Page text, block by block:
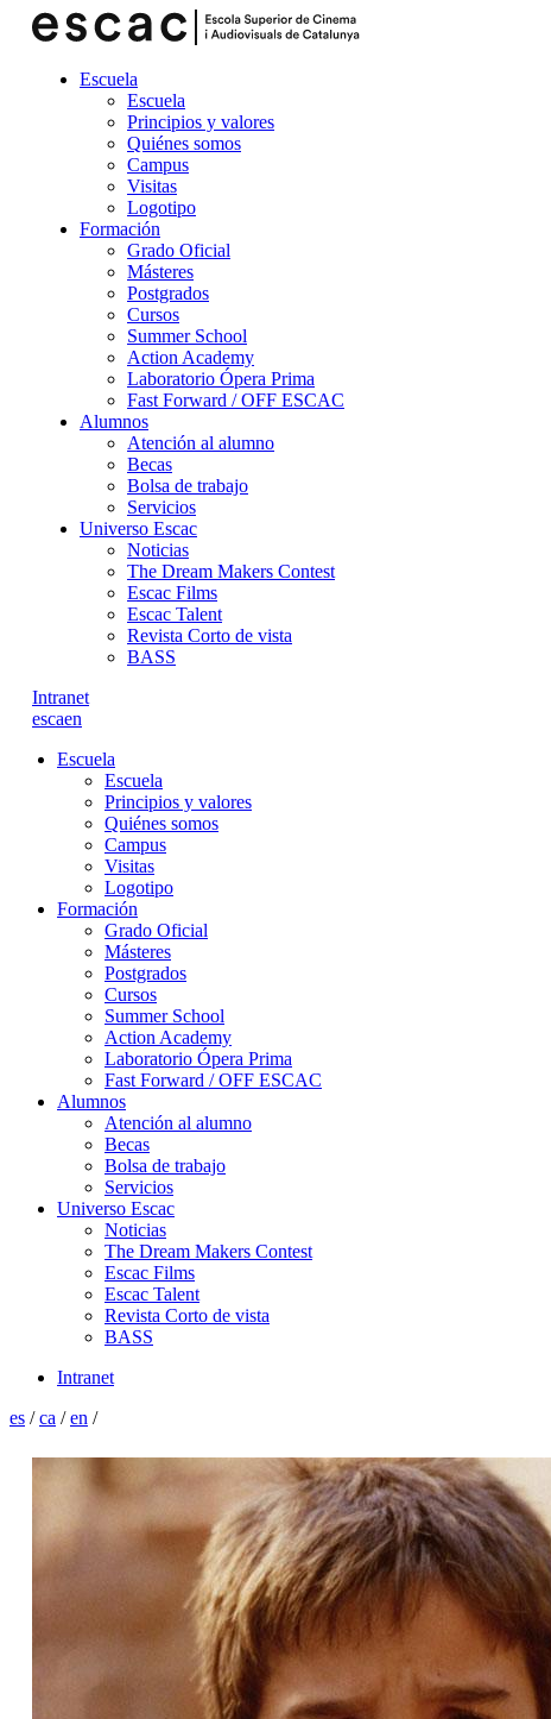
Escuela
Escuela
Principios y valores
Quiénes somos
Campus
Visitas
Logotipo
Formación
Grado Oficial
Másteres
Postgrados
Cursos
Summer School
Action Academy
Laboratorio Ópera Prima
Fast Forward / OFF ESCAC
Alumnos
Atención al alumno
Becas
Bolsa de trabajo
Servicios
Universo Escac
Noticias
The Dream Makers Contest
Escac Films
Escac Talent
Revista Corto de vista
BASS
Intranet
escaen
Escuela
Escuela
Principios y valores
Quiénes somos
Campus
Visitas
Logotipo
Formación
Grado Oficial
Másteres
Postgrados
Cursos
Summer School
Action Academy
Laboratorio Ópera Prima
Fast Forward / OFF ESCAC
Alumnos
Atención al alumno
Becas
Bolsa de trabajo
Servicios
Universo Escac
Noticias
The Dream Makers Contest
Escac Films
Escac Talent
Revista Corto de vista
BASS
Intranet
es /ca /en /